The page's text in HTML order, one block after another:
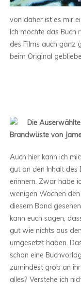
von daher ist es mir
Ich mochte das Buch
des Films auch ganz
beim Original
Die
Brandwüste von
Auch hier kann ich
gut an den Inhalt des
erinnern. Zwar habe
wenigen Wochen den
diesem Band
kann euch sagen,
gut wie nichts aus
umgesetzt haben.
schon eine
zumindest grob an
alles? Verstehe ich